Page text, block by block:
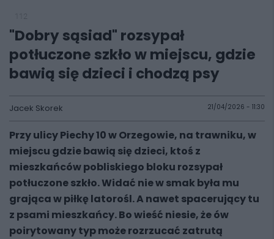
"Dobry sąsiad" rozsypał
potłuczone szkło w miejscu, gdzie
bawią się dzieci i chodzą psy
Jacek Skorek 21/04/2026 - 11:30
Przy ulicy Piechy 10 w Orzegowie, na trawniku, w
miejscu gdzie bawią się dzieci, ktoś z
mieszkańców pobliskiego bloku rozsypał
potłuczone szkło. Widać nie w smak była mu
grająca w piłkę latorośl. A nawet spacerujący tu
z psami mieszkańcy. Bo wieść niesie, że ów
poirytowany typ może rozrzucać zatrutą